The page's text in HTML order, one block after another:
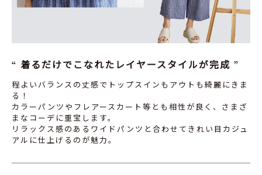
着るだけでこなれたレイヤースタイルが完成
程よいバランスの丈感でトップスインもアウトも綺麗にきま
る！
カラーパンツやフレアースカート等とも相性が良く、さまざ
まなコーデに重宝します。
リラックス感のあるワイドパンツと合わせてきれい目カジュ
アルに仕上げるのが魅力。